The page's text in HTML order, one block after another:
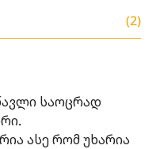
(2)
საოცრად
ასე რომ უხარია